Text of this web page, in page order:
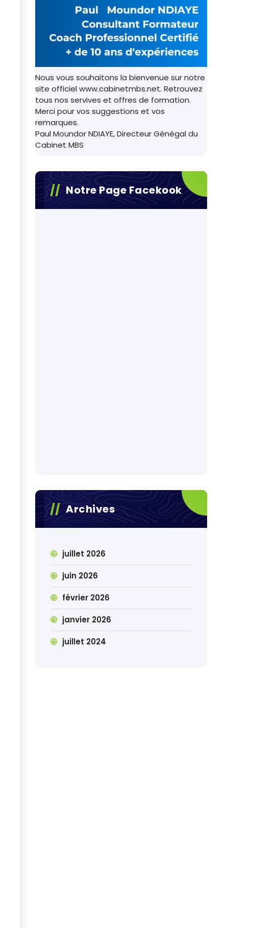
Nous vous souhaitons la bienvenue sur notre
site officiel www.cabinetmbs.net. Retrouvez
tous nos servives et offres de formation.
Merci pour vos suggestions et vos
remarques.
Paul Moundor NDIAYE, Directeur Génégal du
Cabinet MBS
Notre Page Facekook
Archives
juillet 2026
juin 2026
février 2026
janvier 2026
juillet 2024